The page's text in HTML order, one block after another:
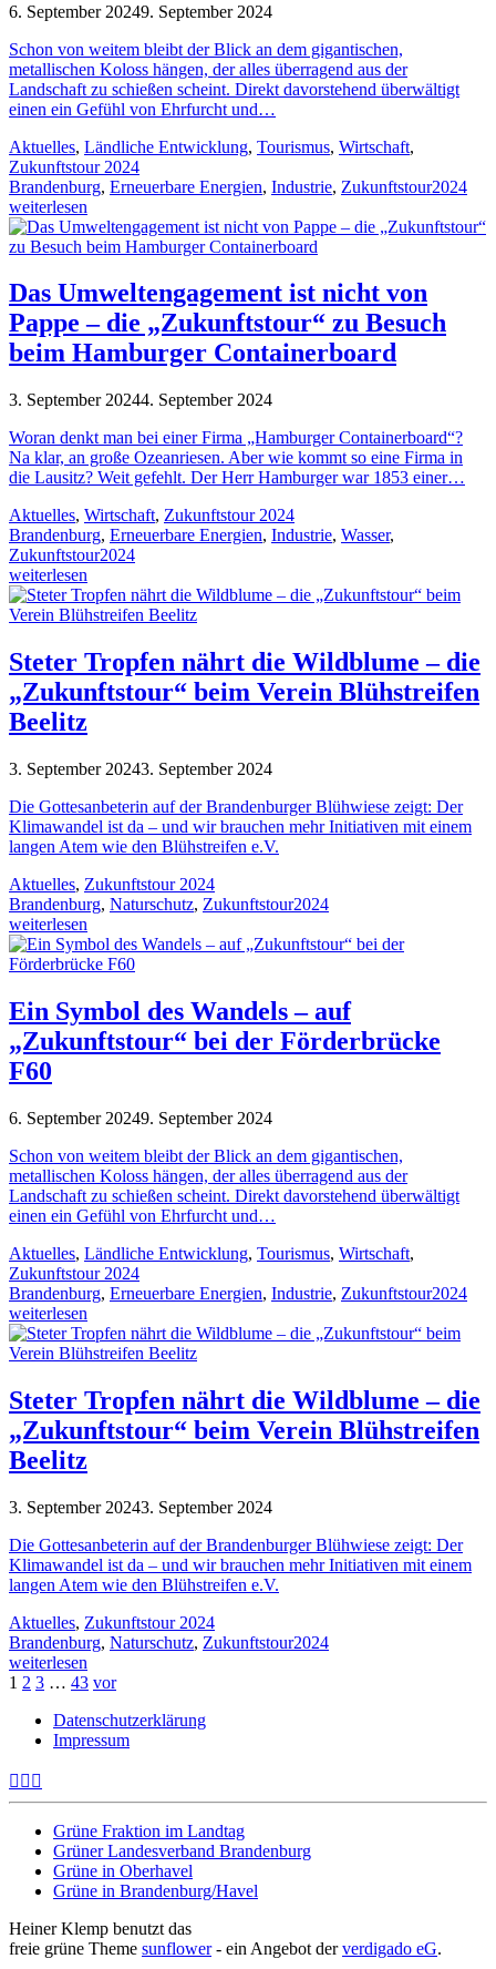
6. September 20249. September 2024
Schon von weitem bleibt der Blick an dem gigantischen,
metallischen Koloss hängen, der alles überragend aus der
Landschaft zu schießen scheint. Direkt davorstehend überwältigt
einen ein Gefühl von Ehrfurcht und…
Aktuelles, Ländliche Entwicklung, Tourismus, Wirtschaft,
Zukunftstour 2024
Brandenburg, Erneuerbare Energien, Industrie, Zukunftstour2024
weiterlesen
Das Umweltengagement ist nicht von
Pappe – die „Zukunftstour“ zu Besuch
beim Hamburger Containerboard
3. September 20244. September 2024
Woran denkt man bei einer Firma „Hamburger Containerboard“?
Na klar, an große Ozeanriesen. Aber wie kommt so eine Firma in
die Lausitz? Weit gefehlt. Der Herr Hamburger war 1853 einer…
Aktuelles, Wirtschaft, Zukunftstour 2024
Brandenburg, Erneuerbare Energien, Industrie, Wasser,
Zukunftstour2024
weiterlesen
Steter Tropfen nährt die Wildblume – die
„Zukunftstour“ beim Verein Blühstreifen
Beelitz
3. September 20243. September 2024
Die Gottesanbeterin auf der Brandenburger Blühwiese zeigt: Der
Klimawandel ist da – und wir brauchen mehr Initiativen mit einem
langen Atem wie den Blühstreifen e.V.
Aktuelles, Zukunftstour 2024
Brandenburg, Naturschutz, Zukunftstour2024
weiterlesen
Ein Symbol des Wandels – auf
„Zukunftstour“ bei der Förderbrücke
F60
6. September 20249. September 2024
Schon von weitem bleibt der Blick an dem gigantischen,
metallischen Koloss hängen, der alles überragend aus der
Landschaft zu schießen scheint. Direkt davorstehend überwältigt
einen ein Gefühl von Ehrfurcht und…
Aktuelles, Ländliche Entwicklung, Tourismus, Wirtschaft,
Zukunftstour 2024
Brandenburg, Erneuerbare Energien, Industrie, Zukunftstour2024
weiterlesen
Steter Tropfen nährt die Wildblume – die
„Zukunftstour“ beim Verein Blühstreifen
Beelitz
3. September 20243. September 2024
Die Gottesanbeterin auf der Brandenburger Blühwiese zeigt: Der
Klimawandel ist da – und wir brauchen mehr Initiativen mit einem
langen Atem wie den Blühstreifen e.V.
Aktuelles, Zukunftstour 2024
Brandenburg, Naturschutz, Zukunftstour2024
weiterlesen
1 2 3 … 43 vor
Datenschutzerklärung
Impressum
Grüne Fraktion im Landtag
Grüner Landesverband Brandenburg
Grüne in Oberhavel
Grüne in Brandenburg/Havel
Heiner Klemp benutzt das
freie grüne Theme sunflower‐ ein Angebot derverdigado eG.